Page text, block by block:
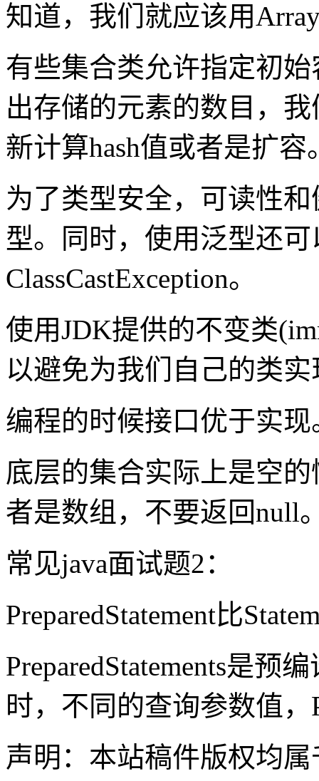
知道，我们就应该用
有些集合类允许指定初
出存储的元素的数目，
新计算hash值或者是扩容
为了类型安全，可读性
型。同时，使用泛型还
ClassCastException。
使用JDK提供的不变类
以避免为我们自己的类实
编程的时候接口优于实现
底层的集合实际上是空
者是数组，不要返回null
常见java面试题2：
PreparedStatement比
PreparedStatements是预
时，不同的查询参数值，
声明：本站稿件版权均